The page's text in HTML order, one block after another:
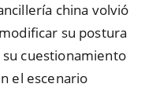
china volvió
su postura
cuestionamiento
el escenario